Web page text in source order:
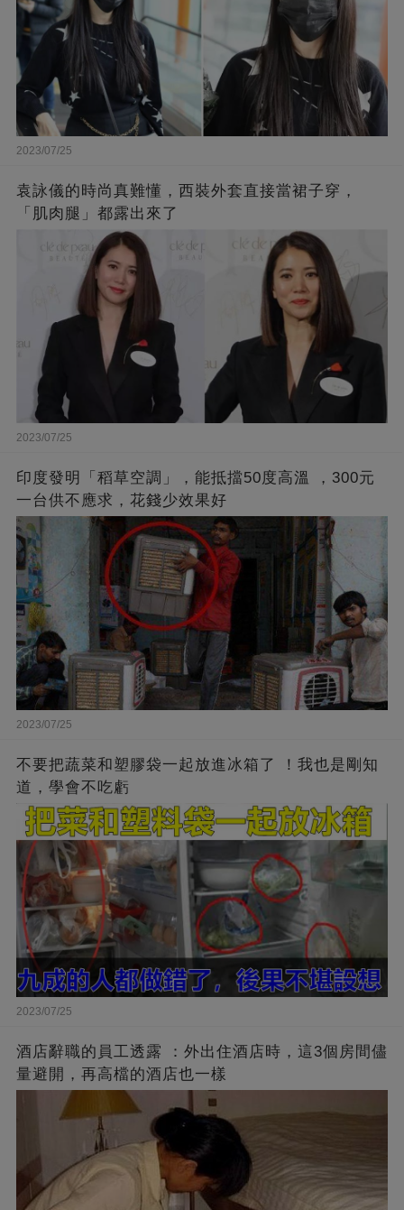
2023/07/25
袁詠儀的時尚真難懂，西裝外套直接當裙子穿，
「肌肉腿」都露出來了
2023/07/25
印度發明「稻草空調」，能抵擋50度高溫 ，300元
一台供不應求，花錢少效果好
2023/07/25
不要把蔬菜和塑膠袋一起放進冰箱了 ！我也是剛知
道，學會不吃虧
2023/07/25
酒店辭職的員工透露 ：外出住酒店時，這3個房間儘
量避開，再高檔的酒店也一樣